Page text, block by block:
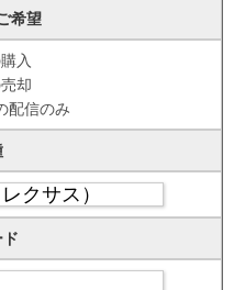
希望
入
却
配信のみ